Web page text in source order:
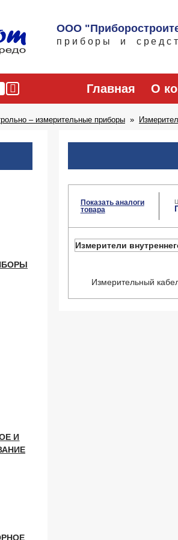
ООО
приборы и
Главная О
– измерительные приборы
И
Показать аналоги
товара
Измерители
Измерительный